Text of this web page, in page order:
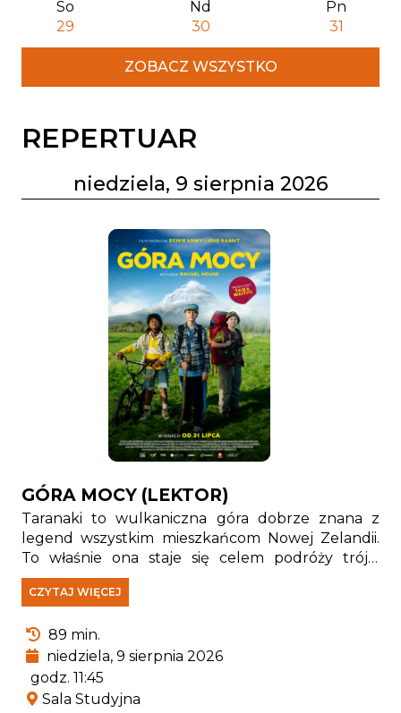
So
29
Nd
30
Pn
31
ZOBACZ WSZYSTKO
REPERTUAR
niedziela, 9 sierpnia 2026
GÓRA MOCY (LEKTOR)
Taranaki to wulkaniczna góra dobrze znana z
legend wszystkim mieszkańcom Nowej Zelandii.
To właśnie ona staje się celem podróży trójki
dzieci, z których każde ma inny powód, aby wejść
na jej szczyt. Zmagająca się z nowotworem Sam
chciałby znaleźć przyjaciół, a Bronco od zawsze
chciał podbić Taranaki, którą jego przodkowie
darzą wielkim szacunkiem. Droga nie będzie łatwa
– nie dość, że czeka ich starcie z dziką naturą, to
CZYTAJ WIĘCEJ
89 min.
niedziela, 9 sierpnia 2026
godz. 11:45
Sala Studyjna